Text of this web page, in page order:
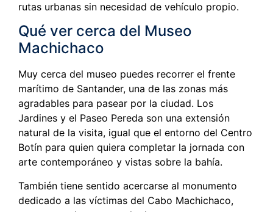
rutas urbanas sin necesidad de vehículo propio.
Qué ver cerca del Museo
Machichaco
Muy cerca del museo puedes recorrer el frente
marítimo de Santander, una de las zonas más
agradables para pasear por la ciudad. Los
Jardines y el Paseo Pereda son una extensión
natural de la visita, igual que el entorno del Centro
Botín para quien quiera completar la jornada con
arte contemporáneo y vistas sobre la bahía.
También tiene sentido acercarse al monumento
dedicado a las víctimas del Cabo Machichaco,